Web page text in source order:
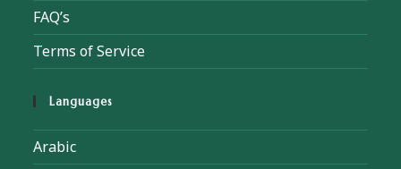
FAQ’s
Terms of Service
Languages
Arabic